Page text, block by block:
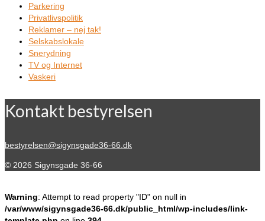
Parkering
Privatlivspolitik
Reklamer – nej tak!
Selskabslokale
Snerydning
TV og Internet
Vaskeri
Kontakt bestyrelsen
bestyrelsen@sigynsgade36-66.dk
© 2026 Sigynsgade 36-66
Warning: Attempt to read property "ID" on null in
/var/www/sigynsgade36-66.dk/public_html/wp-includes/link-